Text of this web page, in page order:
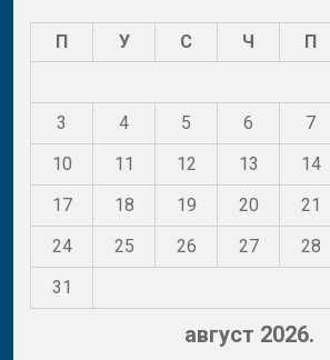
август 2026.
П У С Ч П
3
4 5 6 7
10
11 12 13 14
17
18 19 20 21
24
25 26 27 28
31